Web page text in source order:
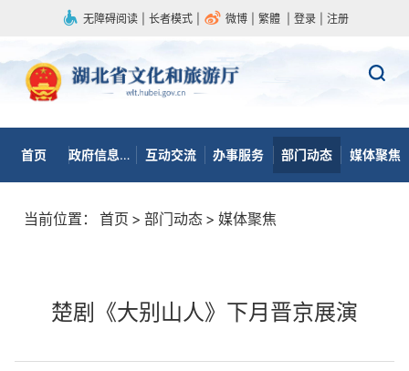
无障碍阅读 长者模式 微博 繁體 登录 注册
首页 政府信息公开 互动交流 办事服务 部门动态 媒体聚焦
当前位置： 首页 > 部门动态 > 媒体聚焦
楚剧《大别山人》下月晋京展演